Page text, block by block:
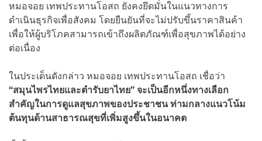
หมอจอย เทพประทานโอสถ ยังคงยึดมั่นในแนวทางการ
ดำเนินธุรกิจเพื่อสังคม โดยยืนยันที่จะไม่ปรับขึ้นราคาสินค้า
เพื่อให้ผู้บริโภคสามารถเข้าถึงผลิตภัณฑ์เพื่อสุขภาพได้อย่าง
ต่อเนื่อง
ในประเด็นดังกล่าว หมอจอย เทพประทานโอสถ เชื่อว่า
“สมุนไพรไทยและตำรับยาไทย” จะเป็นอีกหนึ่งทางเลือก
สำคัญในการดูแลสุขภาพของประชาชน ท่ามกลางแนวโน้ม
ต้นทุนด้านสาธารณสุขที่เพิ่มสูงขึ้นในอนาคต